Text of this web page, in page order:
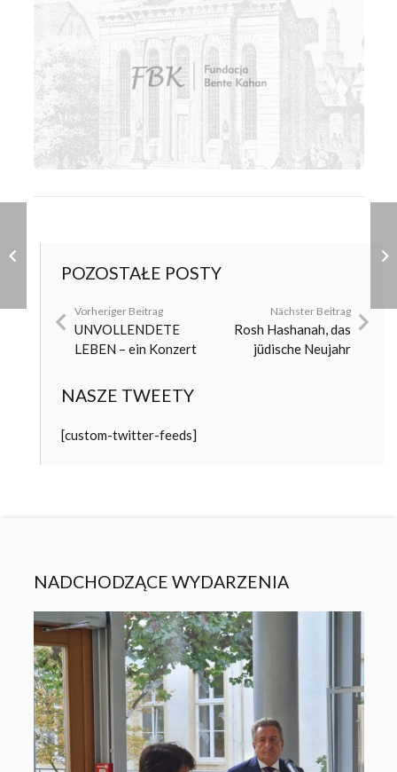
POZOSTAŁE POSTY
Vorheriger Beitrag
UNVOLLENDETE
LEBEN – ein Konzert
Nächster Beitrag
Rosh Hashanah, das
jüdische Neujahr
NASZE TWEETY
[custom-twitter-feeds]
NADCHODZĄCE WYDARZENIA